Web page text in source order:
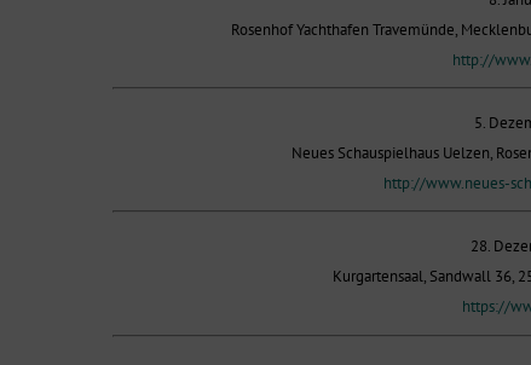
Rosenhof Yachthafen Travemünde,
http://
5.
Neues Schauspielhaus Uelzen,
http://www.neues-
28.
Kurgartensaal, Sandwall 36,
https://